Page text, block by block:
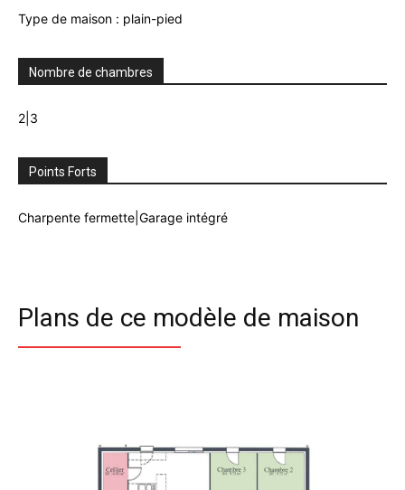
Type de maison : plain-pied
Nombre de chambres
2|3
Points Forts
Charpente fermette|Garage intégré
Plans de ce modèle de maison